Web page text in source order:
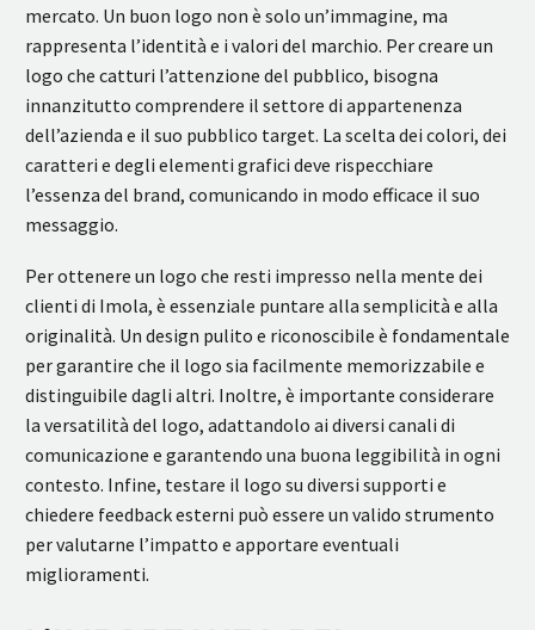
mercato. Un buon logo non è solo un’immagine, ma
rappresenta l’identità e i valori del marchio. Per creare un
logo che catturi l’attenzione del pubblico, bisogna
innanzitutto comprendere il settore di appartenenza
dell’azienda e il suo pubblico target. La scelta dei colori, dei
caratteri e degli elementi grafici deve rispecchiare
l’essenza del brand, comunicando in modo efficace il suo
messaggio.
Per ottenere un logo che resti impresso nella mente dei
clienti di Imola, è essenziale puntare alla semplicità e alla
originalità. Un design pulito e riconoscibile è fondamentale
per garantire che il logo sia facilmente memorizzabile e
distinguibile dagli altri. Inoltre, è importante considerare
la versatilità del logo, adattandolo ai diversi canali di
comunicazione e garantendo una buona leggibilità in ogni
contesto. Infine, testare il logo su diversi supporti e
chiedere feedback esterni può essere un valido strumento
per valutarne l’impatto e apportare eventuali
miglioramenti.